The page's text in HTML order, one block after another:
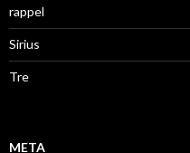
rappel
Sirius
Tre
META